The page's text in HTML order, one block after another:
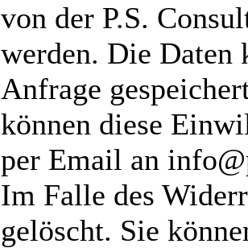
von der P.S.
werden. Die Daten
Anfrage
können diese
per Email an
Im Falle des
gelöscht. Sie